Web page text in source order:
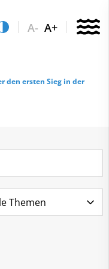
A- A+
den ersten Sieg in der